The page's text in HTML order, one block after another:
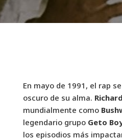
En mayo de 1991, el rap
oscuro de su alma.
mundialmente como
legendario grupo Geto
los episodios más